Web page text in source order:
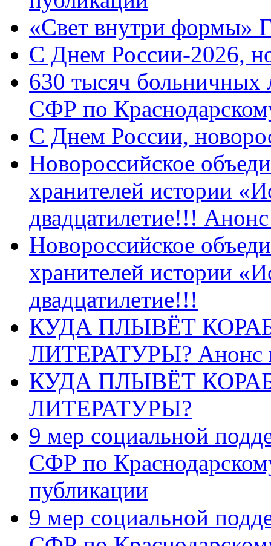
«Свет внутри формы»
C Днем России-2026,
630 тысяч больничных
СФР по
C Днем России,
Новороссийское
хранителей истории
двадцатилетие!!!
Новороссийское
хранителей истории
двадцатилетие!!!
КУДА ПЛЫВЁТ
ЛИТЕРАТУРЫ? Анонс
КУДА ПЛЫВЁТ
ЛИТЕРАТУРЫ?
9 мер социальной
СФР по
публикации
9 мер социальной